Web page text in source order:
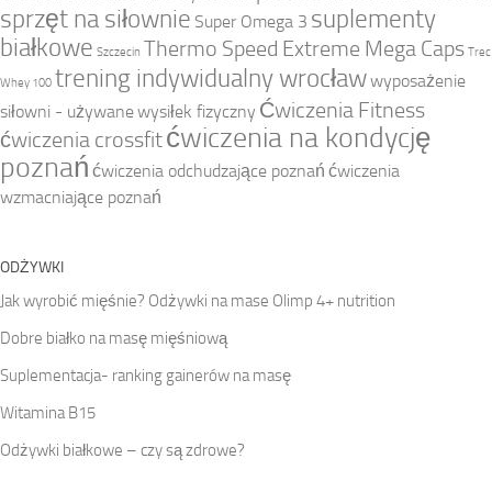
sprzęt na siłownie Super Omega 3 suplementy
białkowe Szczecin Thermo Speed Extreme Mega Caps Trec
Whey 100 trening indywidualny wrocławwyposażenie
siłowni - używanewysiłek fizyczny Ćwiczenia Fitness
ćwiczenia crossfitćwiczenia na kondycję
poznań ćwiczenia odchudzające poznań ćwiczenia
wzmacniające poznań
ODŻYWKI
Jak wyrobić mięśnie? Odżywki na mase Olimp 4+ nutrition
Dobre białko na masę mięśniową
Suplementacja- ranking gainerów na masę
Witamina B15
Odżywki białkowe – czy są zdrowe?